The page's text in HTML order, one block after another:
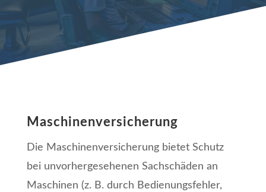
Maschinenversicherung
Die Maschinenversicherung bietet Schutz
bei unvorhergesehenen Sachschäden an
Maschinen (z. B. durch Bedienungsfehler,